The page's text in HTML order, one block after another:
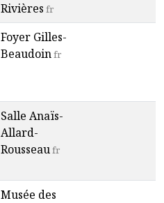
Rivières fr
Foyer Gilles-
Beaudoinfr
Salle Anaïs-
Allard-
Rousseaufr
Musée des